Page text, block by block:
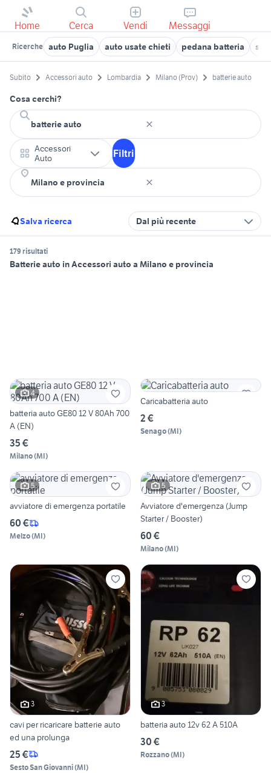
Home Cerca Vendi Messaggi
Ricerche auto Puglia auto usate chieti pedana batteria
Subito Accessori auto Lombardia Milano (Prov) batterie auto
Cosa cerchi?
Accessori
Auto
Filtri
Salva ricerca Dal più recente
179 risultati
Batterie auto in Accessori auto a Milano e provincia
4
batteria auto GE80 12 V 80Ah 700
A (EN)
35 €
Milano(MI)
Caricabatteria auto
2 €
Senago(MI)
5
avviatore di emergenza portatile
60 €
Melzo(MI)
5
Avviatore d'emergenza (Jump
Starter / Booster)
60 €
Milano(MI)
3
cavi per ricaricare batterie auto
ed una prolunga
25 €
Sesto San Giovanni(MI)
3
batteria auto 12v 62 A 510A
30 €
Rozzano(MI)